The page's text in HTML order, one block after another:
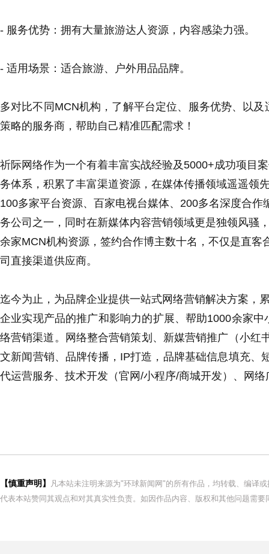
- 服务优势：拥有大量旅游达人资源，内容感染力强。
- 适用场景：适合旅游、户外用品品牌。
多对比不同MCN机构，了解平台定位、服务优势、以
策略的服务商，帮助自己精准匹配需求！
祈际网络作为一个有着丰富实战经验及5000+成功项目
务体系，积累了丰富渠道资源，在媒体传播领域遥遥领
100多家平台资源、百家电视台媒体、200多名深度合
务公司之一，同时在新媒体内容营销领域更是独领风骚
余家MCN机构资源，签约合作博主数十名，不仅是直
司直接渠道供应商。
迄今为止，为品牌企业提供一站式网络营销解决方案，
企业实现产品的推广和影响力的扩展、帮助1000余家
络营销渠道。网络整合营销策划、新媒营销推广（小
文新闻营销、品牌传播，IP打造，品牌基础信息填充
代运营服务、技术开发（官网/小程序/商城开发）、网
【慎重声明】
凡本站未注明来源为"环球新闻网"的所有作品，均转载、编译
代表本站赞同其观点和对其真实性负责。如因作品内容、版权和其他问题需